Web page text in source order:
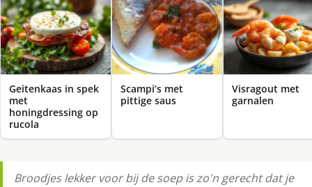
Geitenkaas in spek
met
honingdressing op
rucola
Scampi’s met
pittige saus
Visragout met
garnalen
Broodjes lekker voor bij de soep is zo'n gerecht dat je